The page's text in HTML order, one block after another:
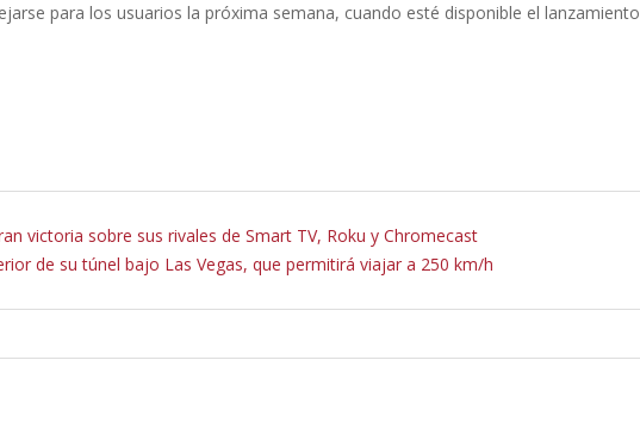
para los usuarios la próxima semana, cuando esté disponible el lanzamiento
victoria sobre sus rivales de Smart TV, Roku y Chromecast
de su túnel bajo Las Vegas, que permitirá viajar a 250 km/h